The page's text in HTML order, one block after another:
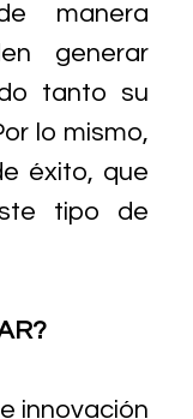
manera
generar
tanto su
lo mismo,
éxito, que
tipo de
innovación